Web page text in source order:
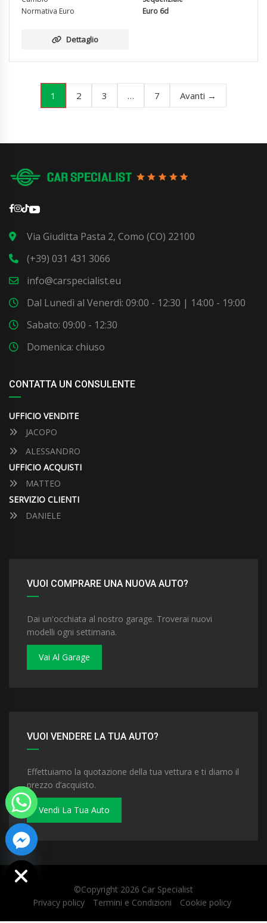
Normativa Euro
Euro 6d
Dettaglio
1 2 3 … 7 Avanti →
Via Giuditta Pasta 2, Como (CO) 22100
(+39) 031 431 3066
info@carspecialist.eu
Dal Lunedì al Venerdì: 09:00 - 12:30 | 14:00 - 19:00
Sabato: 09:00 - 12:30
Domenica: chiuso
CONTATTA UN CONSULENTE
UFFICIO VENDITE
JACOPO
ALESSANDRO
UFFICIO ACQUISTI
MATTEO
SERVIZIO CLIENTI
DANIELE
VUOI COMPRARE UNA NUOVA AUTO?
Dai un'occhiata al nostro garage. Troverai nuovi
modelli ogni settimana.
Vai Al Garage
VUOI VENDERE LA TUA AUTO?
Effettuiamo la quotazione della tua vettura e ti diamo il
prezzo d’acquisto.
Vendi La Tua Auto
©Copyright 2026 Car Specialist
Privacy policy
Termini e Condizioni Cookie policy